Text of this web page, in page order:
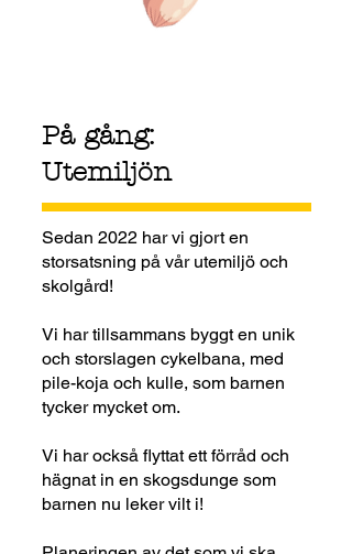
På gång:
Utemiljön
Sedan 2022 har vi gjort en
storsatsning på vår utemiljö och
skolgård!
Vi har tillsammans byggt en unik
och storslagen cykelbana, med
pile-koja och kulle, som barnen
tycker mycket om.
Vi har också flyttat ett förråd och
hägnat in en skogsdunge som
barnen nu leker vilt i!